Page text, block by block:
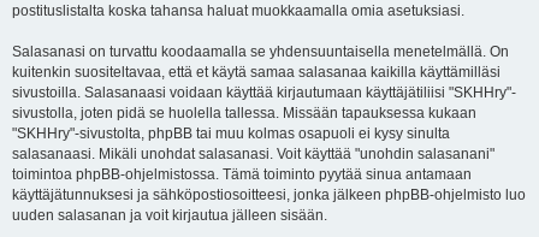
postituslistalta koska tahansa haluat muokkaamalla omia asetuksiasi.
Salasanasi on turvattu koodaamalla se yhdensuuntaisella menetelmällä. On
kuitenkin suositeltavaa, että et käytä samaa salasanaa kaikilla käyttämilläsi
sivustoilla. Salasanaasi voidaan käyttää kirjautumaan käyttäjätiliisi "SKHHry"-
sivustolla, joten pidä se huolella tallessa. Missään tapauksessa kukaan
"SKHHry"-sivustolta, phpBB tai muu kolmas osapuoli ei kysy sinulta
salasanaasi. Mikäli unohdat salasanasi. Voit käyttää "unohdin salasanani"
toimintoa phpBB-ohjelmistossa. Tämä toiminto pyytää sinua antamaan
käyttäjätunnuksesi ja sähköpostiosoitteesi, jonka jälkeen phpBB-ohjelmisto luo
uuden salasanan ja voit kirjautua jälleen sisään.